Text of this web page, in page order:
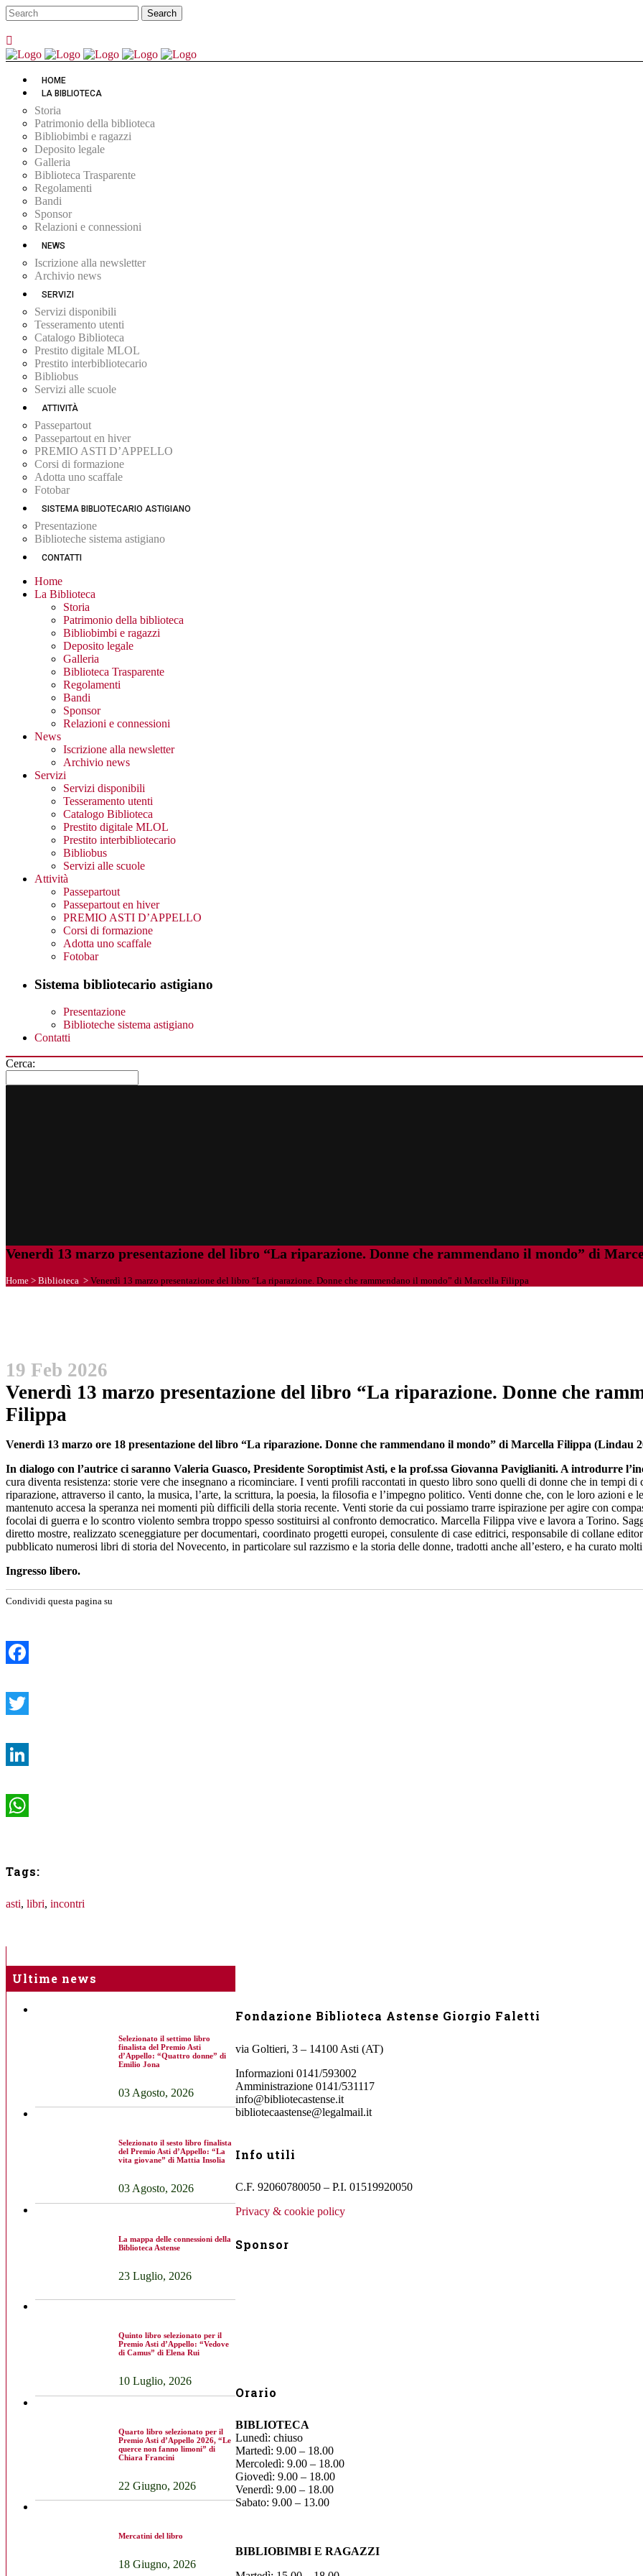
HOME
LA BIBLIOTECA
Storia
Patrimonio della biblioteca
Bibliobimbi e ragazzi
Deposito legale
Galleria
Biblioteca Trasparente
Regolamenti
Bandi
Sponsor
Relazioni e connessioni
NEWS
Iscrizione alla newsletter
Archivio news
SERVIZI
Servizi disponibili
Tesseramento utenti
Catalogo Biblioteca
Prestito digitale MLOL
Prestito interbibliotecario
Bibliobus
Servizi alle scuole
ATTIVITÀ
Passepartout
Passepartout en hiver
PREMIO ASTI D’APPELLO
Corsi di formazione
Adotta uno scaffale
Fotobar
SISTEMA BIBLIOTECARIO ASTIGIANO
Presentazione
Biblioteche sistema astigiano
CONTATTI
Home
La Biblioteca
Storia
Patrimonio della biblioteca
Bibliobimbi e ragazzi
Deposito legale
Galleria
Biblioteca Trasparente
Regolamenti
Bandi
Sponsor
Relazioni e connessioni
News
Iscrizione alla newsletter
Archivio news
Servizi
Servizi disponibili
Tesseramento utenti
Catalogo Biblioteca
Prestito digitale MLOL
Prestito interbibliotecario
Bibliobus
Servizi alle scuole
Attività
Passepartout
Passepartout en hiver
PREMIO ASTI D’APPELLO
Corsi di formazione
Adotta uno scaffale
Fotobar
Sistema bibliotecario astigiano
Presentazione
Biblioteche sistema astigiano
Contatti
Cerca:
Venerdì 13 marzo presentazione del libro “La riparazione. Donne che rammendano il mondo” di
Home > Biblioteca > Venerdì 13 marzo presentazione del libro “La riparazione. Donne che rammendano il mondo” di Marcella Filippa
19 Feb 2026
Venerdì 13 marzo presentazione del libro “La riparazione. Donne che
Filippa
Venerdì 13 marzo ore 18 presentazione del libro “La riparazione. Donne che rammendano il mondo” di Marcella Filippa (Lindau
In dialogo con l’autrice ci saranno Valeria Guasco, Presidente Soroptimist Asti, e la prof.ssa Giovanna Paviglianiti. A introdurre
cura diventa resistenza: storie vere che insegnano a ricominciare. I venti profili raccontati in questo libro sono quelli di donne che in tempi
riparazione, attraverso il canto, la musica, l’arte, la scrittura, la poesia, la filosofia e l’impegno politico. Venti donne che, con le loro azioni e
mantenuto accesa la speranza nei momenti più difficili della storia recente. Venti storie da cui possiamo trarre ispirazione per agire con
focolai di guerra e lo scontro violento sembra troppo spesso sostituirsi al confronto democratico. Marcella Filippa vive e lavora a Torino.
diretto mostre, realizzato sceneggiature per documentari, coordinato progetti europei, consulente di case editrici, responsabile di collane
pubblicato numerosi libri di storia del Novecento, in particolare sul razzismo e la storia delle donne, tradotti anche all’estero, e ha curato
Ingresso libero.
Condividi questa pagina su
Tags:
asti, libri, incontri
Ultime news
Selezionato il settimo libro
finalista del Premio Asti
d’Appello: “Quattro donne” di
Emilio Jona
03 Agosto, 2026
Selezionato il sesto libro finalista
del Premio Asti d’Appello: “La
vita giovane” di Mattia Insolia
03 Agosto, 2026
La mappa delle connessioni della
Biblioteca Astense
23 Luglio, 2026
Quinto libro selezionato per il
Premio Asti d’Appello: “Vedove
di Camus” di Elena Rui
10 Luglio, 2026
Quarto libro selezionato per il
Premio Asti d’Appello 2026, “Le
querce non fanno limoni” di
Chiara Francini
22 Giugno, 2026
Mercatini del libro
18 Giugno, 2026
Fondazione Biblioteca Astense Giorgio Faletti
via Goltieri, 3 – 14100 Asti (AT)
Informazioni 0141/593002
Amministrazione 0141/531117
info@bibliotecastense.it
bibliotecaastense@legalmail.it
Info utili
C.F. 92060780050 – P.I. 01519920050
Privacy & cookie policy
Sponsor
Orario
BIBLIOTECA
Lunedì: chiuso
Martedì: 9.00 – 18.00
Mercoledì: 9.00 – 18.00
Giovedì: 9.00 – 18.00
Venerdì: 9.00 – 18.00
Sabato: 9.00 – 13.00
BIBLIOBIMBI E RAGAZZI